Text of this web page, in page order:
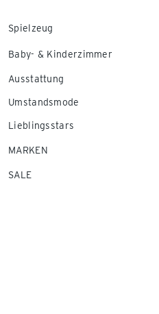
Spielzeug
Baby- & Kinderzimmer
Ausstattung
Umstandsmode
Lieblingsstars
MARKEN
SALE